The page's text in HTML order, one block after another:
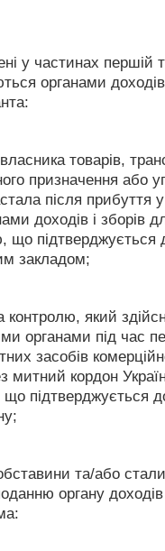
у частинах першій
органами доходів
товарів,
призначення або
після прибуття
доходів і зборів
що підтверджується
закладом;
контролю, який
органами під час
засобів
митний кордон
що підтверджується
та/або
органу доходів